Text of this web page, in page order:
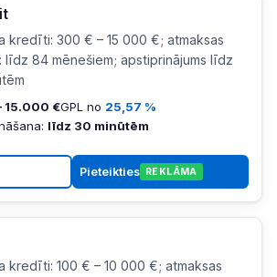
kredīti: 300 € – 15 000 €; atmaksas
līdz 84 mēnešiem; apstiprinājums līdz
15.000 €GPL no 25,57 %
līdz 30 minūtēm
Pieteikties REKLĀMA
kredīti: 100 € – 10 000 €; atmaksas